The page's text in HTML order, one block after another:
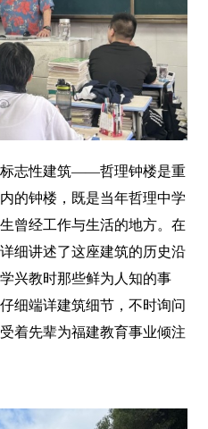
志性建筑——哲理钟楼是重
的钟楼，既是当年哲理中学
曾经工作与生活的地方。在
细讲述了这座建筑的历史沿
兴教时那些鲜为人知的事
细端详建筑细节，不时询问
着先辈为福建教育事业倾注